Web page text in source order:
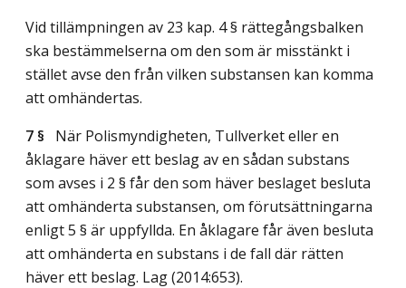
Vid tillämpningen av 23 kap. 4 § rättegångsbalken
ska bestämmelserna om den som är misstänkt i
stället avse den från vilken substansen kan komma
att omhändertas.
7 § När Polismyndigheten, Tullverket eller en
åklagare häver ett beslag av en sådan substans
som avses i 2 § får den som häver beslaget besluta
att omhänderta substansen, om förutsättningarna
enligt 5 § är uppfyllda. En åklagare får även besluta
att omhänderta en substans i de fall där rätten
häver ett beslag. Lag (2014:653).